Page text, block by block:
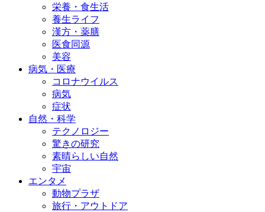
栄養・食生活
養生ライフ
漢方・薬膳
医食同源
美容
病気・医療
コロナウイルス
病気
症状
自然・科学
テクノロジー
驚きの研究
素晴らしい自然
宇宙
エンタメ
動物プラザ
旅行・アウトドア